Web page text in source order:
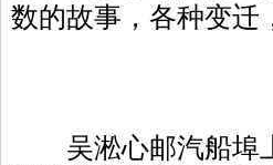
数的故事，各种变迁
吴淞心邮汽船埠上